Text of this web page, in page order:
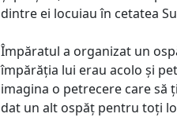
dintre ei locuiau în cetatea
Împăratul a organizat un
împărăția lui erau acolo și
imagina o petrecere care să
dat un alt ospăț pentru toți